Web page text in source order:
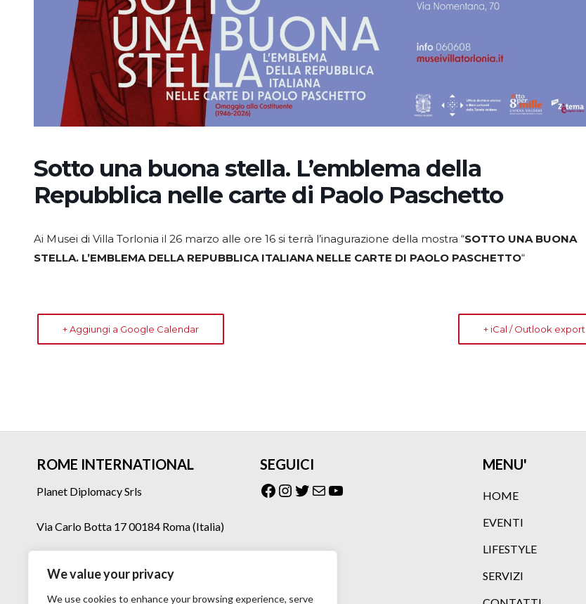
We value your privacy
We use cookies to enhance your browsing experience, serve
Sotto una buona stella. L’emblema della
Repubblica nelle carte di Paolo Paschetto
Ai Musei di Villa Torlonia il 26 marzo alle ore 16 si terrà l’inagurazione della mostra “SOTTO UNA BUONA
STELLA. L’EMBLEMA DELLA REPUBBLICA ITALIANA NELLE CARTE DI PAOLO PASCHETTO“
+ Aggiungi a Google Calendar + iCal / Outlook export
ROME INTERNATIONAL
Planet Diplomacy Srls
Via Carlo Botta 17 00184 Roma (Italia)
Mail: planetdiplomacy@gmail.com
SEGUICI
Facebook
Instagram
Twitter
EmailYouTube
MENU'
HOME
EVENTI
LIFESTYLE
SERVIZI